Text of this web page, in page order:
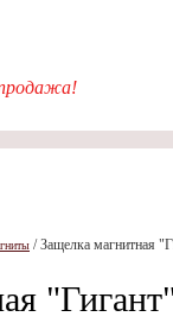
/Защелка магнитная